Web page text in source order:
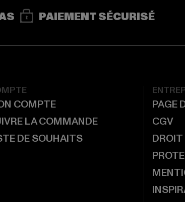
PAIEMENT SÉCURISÉ
COMPTE
LA COMMANDE
DE SOUHAITS
PAGE
CGV